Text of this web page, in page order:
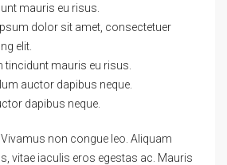
mauris eu risus.
dolor sit amet, consectetuer
elit.
tincidunt mauris eu risus.
auctor dapibus neque.
dapibus neque.
non congue leo. Aliquam
vitae iaculis eros egestas ac. Mauris